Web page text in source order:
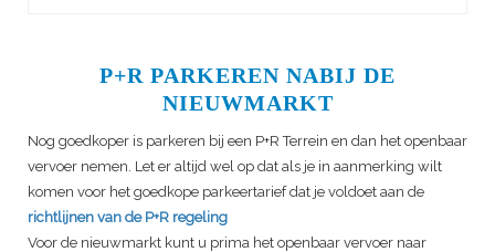
P+R PARKEREN NABIJ DE
NIEUWMARKT
Nog goedkoper is parkeren bij een P+R Terrein en dan het openbaar
vervoer nemen. Let er altijd wel op dat als je in aanmerking wilt
komen voor het goedkope parkeertarief dat je voldoet aan de
richtlijnen van de P+R regeling
Voor de nieuwmarkt kunt u prima het openbaar vervoer naar